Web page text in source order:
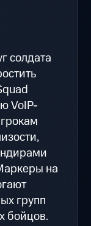
солдата
VoIP-
на
групп
бойцов.